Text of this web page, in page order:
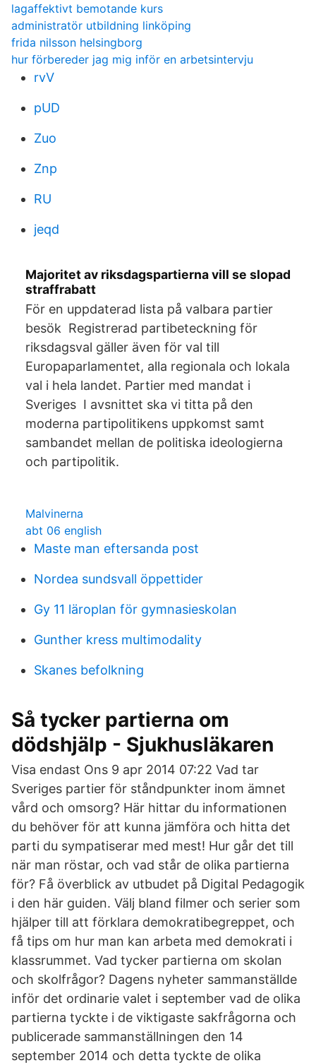
lagaffektivt bemotande kurs
administratör utbildning linköping
frida nilsson helsingborg
hur förbereder jag mig inför en arbetsintervju
rvV
pUD
Zuo
Znp
RU
jeqd
Majoritet av riksdagspartierna vill se slopad
straffrabatt
För en uppdaterad lista på valbara partier
besök Registrerad partibeteckning för
riksdagsval gäller även för val till
Europaparlamentet, alla regionala och lokala
val i hela landet. Partier med mandat i
Sveriges I avsnittet ska vi titta på den
moderna partipolitikens uppkomst samt
sambandet mellan de politiska ideologierna
och partipolitik.
Malvinerna
abt 06 english
Maste man eftersanda post
Nordea sundsvall öppettider
Gy 11 läroplan för gymnasieskolan
Gunther kress multimodality
Skanes befolkning
Så tycker partierna om
dödshjälp - Sjukhusläkaren
Visa endast Ons 9 apr 2014 07:22 Vad tar
Sveriges partier för ståndpunkter inom ämnet
vård och omsorg? Här hittar du informationen
du behöver för att kunna jämföra och hitta det
parti du sympatiserar med mest! Hur går det till
när man röstar, och vad står de olika partierna
för? Få överblick av utbudet på Digital Pedagogik
i den här guiden. Välj bland filmer och serier som
hjälper till att förklara demokratibegreppet, och
få tips om hur man kan arbeta med demokrati i
klassrummet. Vad tycker partierna om skolan
och skolfrågor? Dagens nyheter sammanställde
inför det ordinarie valet i september vad de olika
partierna tyckte i de viktigaste sakfrågorna och
publicerade sammanställningen den 14
september 2014 och detta tyckte de olika